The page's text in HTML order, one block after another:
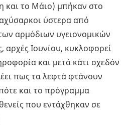
και το Μάιο) μπήκαν στο
ύστερα από
αρμόδιων υγειονομικών
αρχές Ιουνίου, κυκλοφορεί
και μετά κάτι σχεδόν
πως τα λεφτά φτάνουν
και το πρόγραμμα
που εντάχθηκαν σε